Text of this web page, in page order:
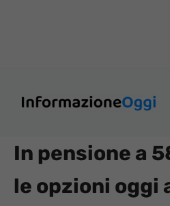
In pensione a
le opzioni oggi